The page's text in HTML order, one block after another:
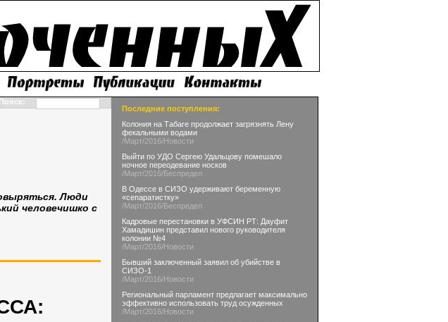
Поиск:
Люди
человечишко с
Последние поступления:
Колония на Табаге продолжает загрязнять Лену
фекальными водами
/Март/2016/Новости
Выйти по УДО Сергею Удальцову помешало
ночное переодевание носков
/Март/2016/Беспредел
В Одессе в СИЗО удерживают беременную
«сепаратистку»
/Март/2016/Беспредел
Кадровые перестановки в УФСИН РТ: Дауфит
Хамадишин представил нового руководителя
колонии №4
/Март/2016/Новости
Бывший заключенный заявил об убийстве в
СИЗО-1
/Март/2016/Новости
Региональный парламент предлагает максимально
эффективно использовать труд осужденных
/Март/2016/Новости